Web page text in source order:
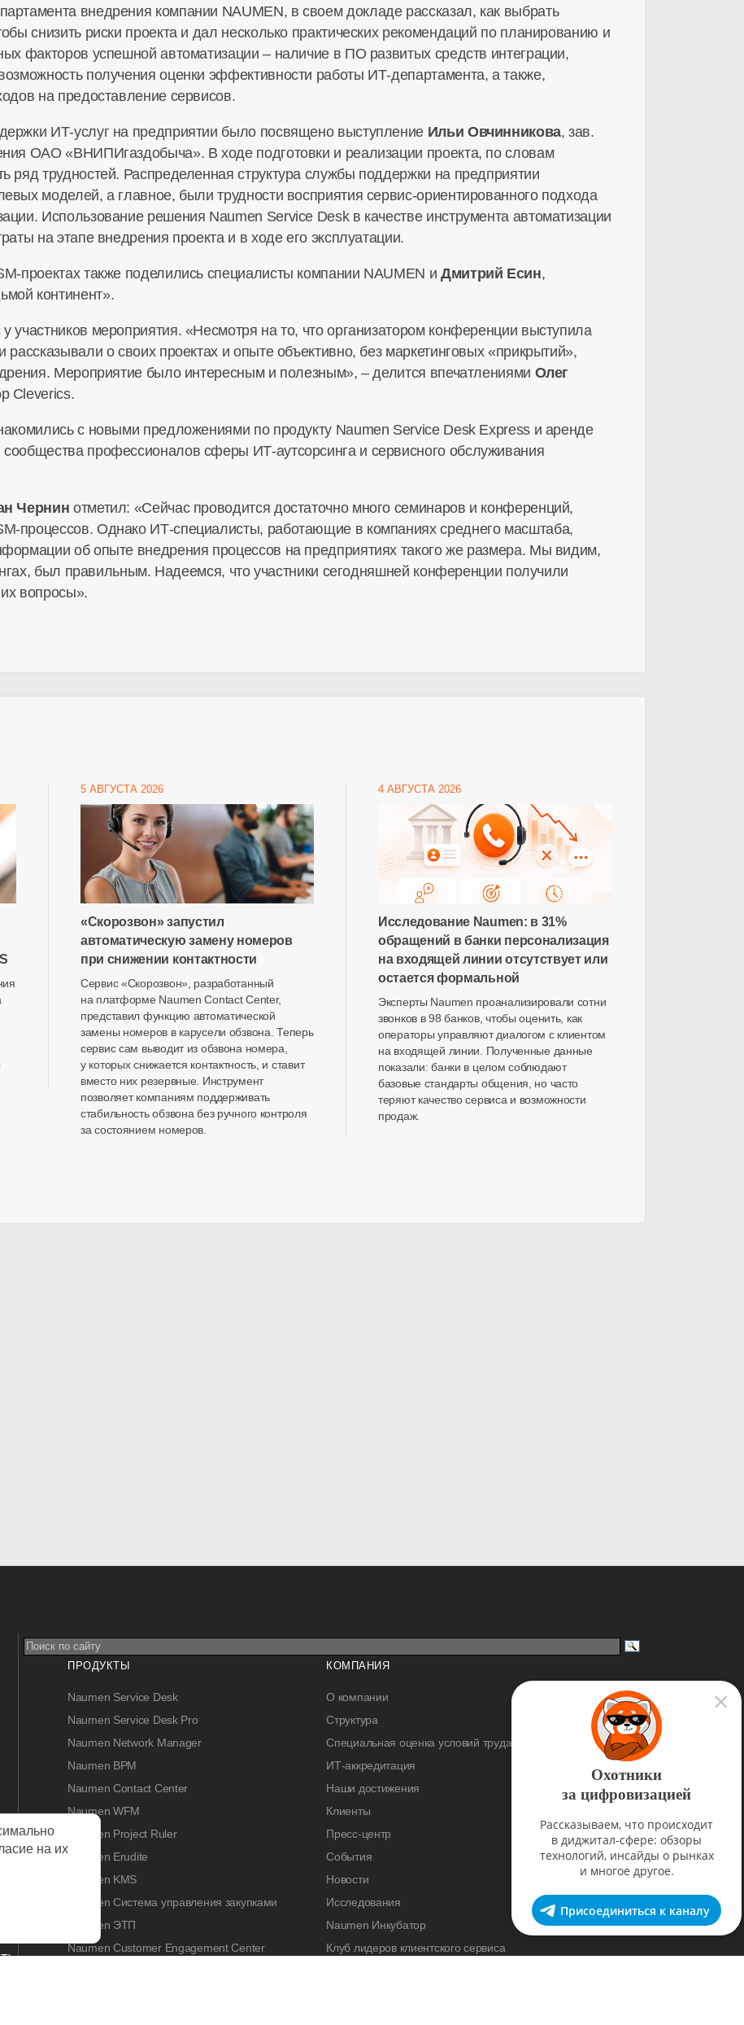
внедрения компании NAUMEN, в своем докладе рассказал, как выбрать
снизить риски проекта и дал несколько практических рекомендаций по планированию и
факторов успешной автоматизации – наличие в ПО развитых средств интеграции,
получения оценки эффективности работы ИТ-департамента, а также,
на предоставление сервисов.
ИТ-услуг на предприятии было посвящено выступление Ильи Овчинникова, зав.
ОАО «ВНИПИгаздобыча». В ходе подготовки и реализации проекта, по словам
ряд трудностей. Распределенная структура службы поддержки на предприятии
моделей, а главное, были трудности восприятия сервис-ориентированного подхода
Использование решения Naumen Service Desk в качестве инструмента автоматизации
на этапе внедрения проекта и в ходе его эксплуатации.
проектах также поделились специалисты компании NAUMEN и Дмитрий Есин,
континент».
участников мероприятия. «Несмотря на то, что организатором конференции выступила
о своих проектах и опыте объективно, без маркетинговых «прикрытий»,
Мероприятие было интересным и полезным», – делится впечатлениями Олег
Cleverics.
с новыми предложениями по продукту Naumen Service Desk Express и аренде
профессионалов сферы ИТ-аутсорсинга и сервисного обслуживания
Чернин отметил: «Сейчас проводится достаточно много семинаров и конференций,
процессов. Однако ИТ-специалисты, работающие в компаниях среднего масштаба,
об опыте внедрения процессов на предприятиях такого же размера. Мы видим,
был правильным. Надеемся, что участники сегодняшней конференции получили
вопросы».
5 АВГУСТА 2026
«Скорозвон» запустил
автоматическую замену номеров
при снижении контактности
Сервис «Скорозвон», разработанный
на платформе Naumen Contact Center,
представил функцию автоматической
замены номеров в карусели обзвона. Теперь
сервис сам выводит из обзвона номера,
у которых снижается контактность, и ставит
вместо них резервные. Инструмент
позволяет компаниям поддерживать
стабильность обзвона без ручного контроля
за состоянием номеров.
4 АВГУСТА 2026
Исследование Naumen: в 31%
обращений в банки персонализация
на входящей линии отсутствует или
остается формальной
Эксперты Naumen проанализировали сотни
звонков в 98 банков, чтобы оценить, как
операторы управляют диалогом с клиентом
на входящей линии. Полученные данные
показали: банки в целом соблюдают
базовые стандарты общения, но часто
теряют качество сервиса и возможности
продаж.
ПРОДУКТЫ
Naumen Service Desk
Naumen Service Desk Pro
Naumen Network Manager
Naumen BPM
Naumen Contact Center
Naumen WFM
Naumen Project Ruler
Naumen Erudite
Naumen KMS
Naumen Система управления закупками
Naumen ЭТП
Naumen Customer Engagement Center
КОМПАНИЯ
О компании
Структура
Специальная оценка условий труда
ИТ-аккредитация
Наши достижения
Клиенты
Пресс-центр
События
Новости
Исследования
Naumen Инкубатор
Клуб лидеров клиентского сервиса
на их
Охотники
за цифровизацией
Рассказываем, что происходит
в диджитал-сфере: обзоры
технологий, инсайды о рынках
и многое другое.
Присоединиться к каналу